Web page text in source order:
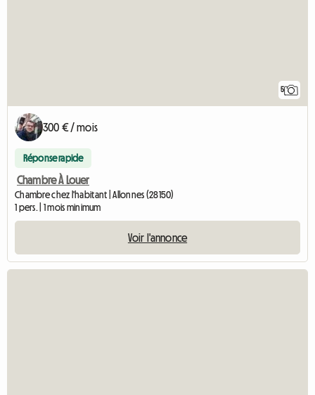
5
300 € / mois
Réponse rapide
Chambre À Louer
Chambre chez l'habitant | Allonnes (28150)
1 pers. | 1 mois minimum
Voir l'annonce